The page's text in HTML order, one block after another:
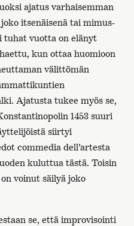
ajatus varhaisemman
itsenäisenä tai mimus-
tuhat vuotta on elänyt
kun ottaa huomioon
välittömän
Ajatusta tukee myös se,
1453 suuri
siirtyi
commedia dell’artesta
kuluttua tästä. Toisin
voinut säilyä joko
se, että improvisointi